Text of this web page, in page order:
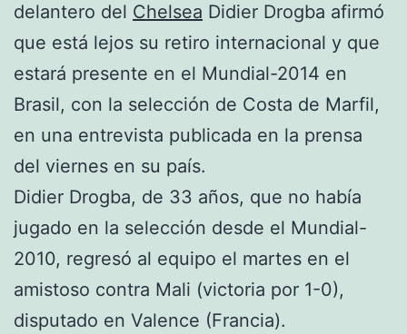
delantero del Chelsea Didier Drogba afirmó
que está lejos su retiro internacional y que
estará presente en el Mundial-2014 en
Brasil, con la selección de Costa de Marfil,
en una entrevista publicada en la prensa
del viernes en su país.
Didier Drogba, de 33 años, que no había
jugado en la selección desde el Mundial-
2010, regresó al equipo el martes en el
amistoso contra Mali (victoria por 1-0),
disputado en Valence (Francia).